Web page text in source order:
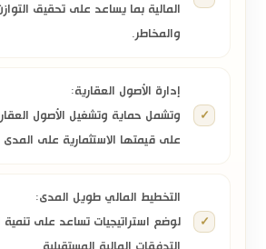
المالية بما يساعد على تحقيق
والمخاطر.
إدارة الأصول العقارية:
وتشمل حماية وتشغيل الأصول
على قيمتها الاستثمارية على
التخطيط المالي طويل المدى:
لوضع استراتيجيات تساعد على تنمية